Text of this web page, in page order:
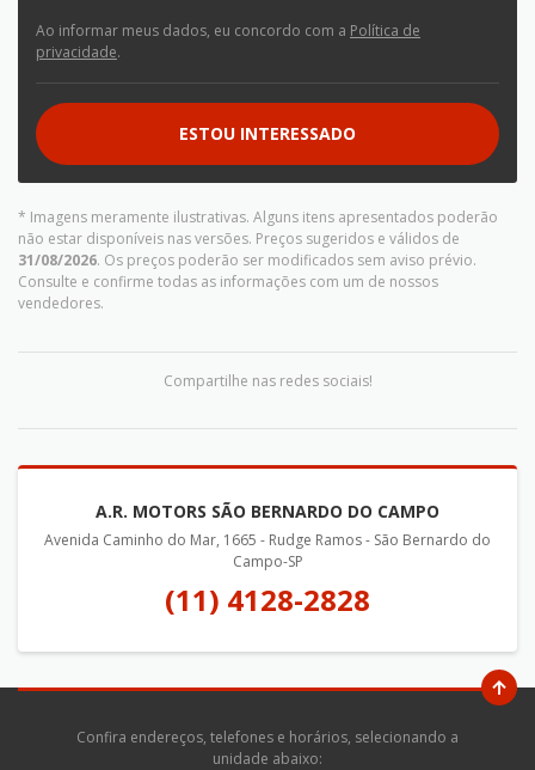
Ao informar meus dados, eu concordo com a Política de
privacidade.
ESTOU INTERESSADO
* Imagens meramente ilustrativas. Alguns itens apresentados poderão
não estar disponíveis nas versões. Preços sugeridos e válidos de
31/08/2026. Os preços poderão ser modificados sem aviso prévio.
Consulte e confirme todas as informações com um de nossos
vendedores.
Compartilhe nas redes sociais!
A.R. MOTORS SÃO BERNARDO DO CAMPO
Avenida Caminho do Mar, 1665 - Rudge Ramos - São Bernardo do
Campo-SP
(11) 4128-2828
Confira endereços, telefones e horários, selecionando a
unidade abaixo: